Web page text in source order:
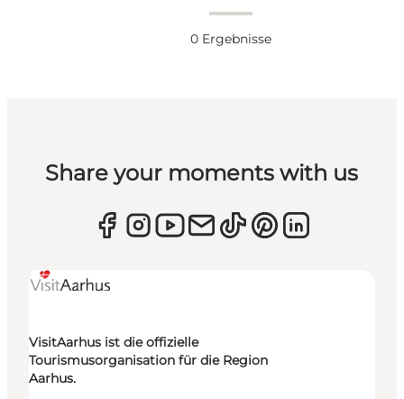
0 Ergebnisse
Share your moments with us
VisitAarhus ist die offizielle
Tourismusorganisation für die Region
Aarhus.